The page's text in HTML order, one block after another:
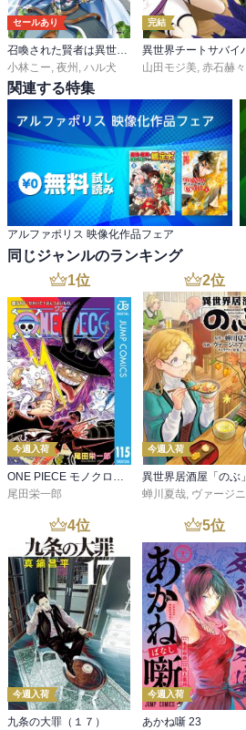
セールあり
小林こー 夜州 ハル犬
完結
山田モジ美 赤石赫々
関連する特集
アルファポリス 映像化作品フェア
同じジャンルのランキング
1位
今週入荷
ONE PIECE モノクロ版 115
尾田栄一郎
2位
今週入荷
蝉川夏哉, ヴァージニア二等兵
4位
今週入荷
九条の大罪（１７）
5位
今週入荷
あかね噺 23